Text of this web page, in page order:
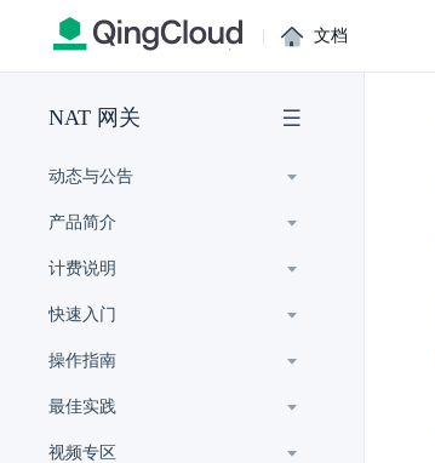
| 文档
NAT 网关
动态与公告
产品简介
计费说明
快速入门
操作指南
最佳实践
视频专区